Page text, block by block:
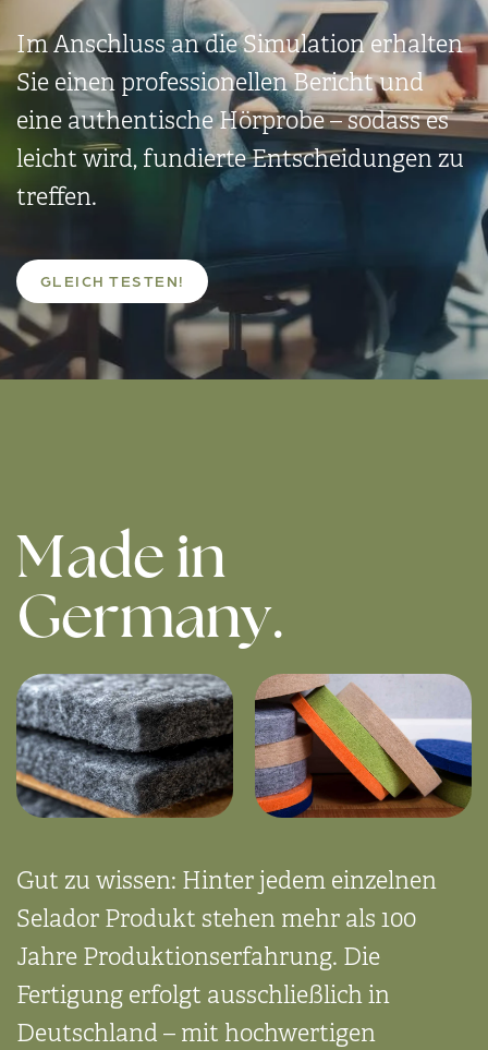
Im Anschluss an die Simula­tion erhalten
Sie einen professio­nellen Bericht und
eine authen­tische Hörprobe – sodass es
leicht wird, fundierte Entschei­dungen zu
treffen.
GLEICH TESTEN!
Made in
Germany.
Gut zu wissen: Hinter jedem einzelnen
Selador Produkt stehen mehr als 100
Jahre Produktions­erfahrung. Die
Fertigung erfolgt ausschließ­lich in
Deutsch­land – mit hoch­wertigen